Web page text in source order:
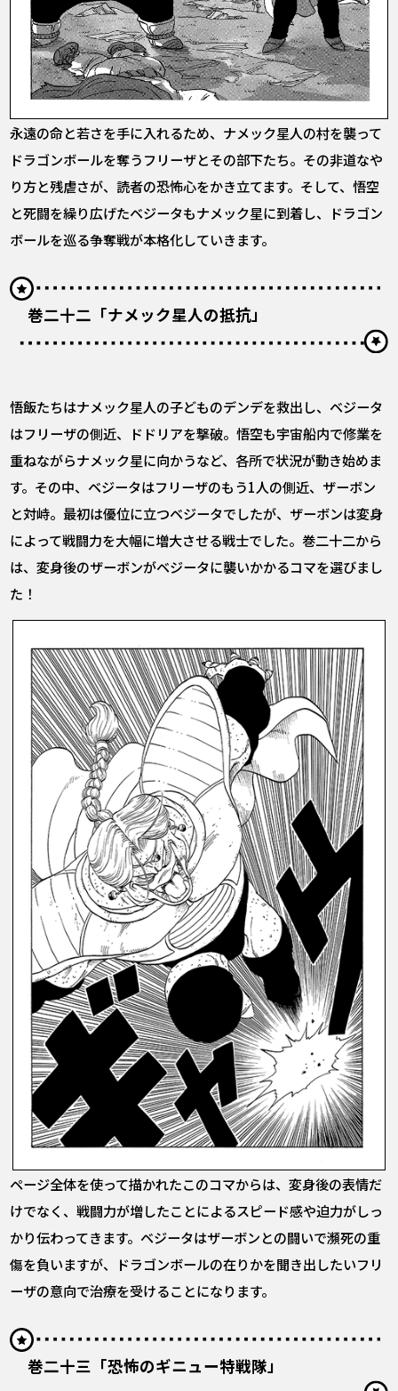
永遠の命と若さを手に入れるため、ナメック星人の村を襲って
ドラゴンボールを奪うフリーザとその部下たち。その非道なや
り方と残虐さが、読者の恐怖心をかき立てます。そして、悟空
と死闘を繰り広げたベジータもナメック星に到着し、ドラゴン
ボールを巡る争奪戦が本格化していきます。
巻二十二「ナメック星人の抵抗」
悟飯たちはナメック星人の子どものデンデを救出し、ベジータ
はフリーザの側近、ドドリアを撃破。悟空も宇宙船内で修業を
重ねながらナメック星に向かうなど、各所で状況が動き始めま
す。その中、ベジータはフリーザのもう1人の側近、ザーボン
と対峙。最初は優位に立つベジータでしたが、ザーボンは変身
によって戦闘力を大幅に増大させる戦士でした。巻二十二から
は、変身後のザーボンがベジータに襲いかかるコマを選びまし
た！
ページ全体を使って描かれたこのコマからは、変身後の表情だ
けでなく、戦闘力が増したことによるスピード感や迫力がしっ
かり伝わってきます。ベジータはザーボンとの闘いで瀕死の重
傷を負いますが、ドラゴンボールの在りかを聞き出したいフリ
ーザの意向で治療を受けることになります。
巻二十三「恐怖のギニュー特戦隊」